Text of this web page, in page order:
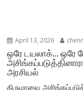
April 13, 2026
ஒரே டயலாக்… ஒரே
அரசியல்
திருமாவை